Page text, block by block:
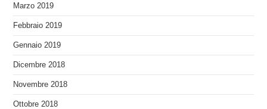
Marzo 2019
Febbraio 2019
Gennaio 2019
Dicembre 2018
Novembre 2018
Ottobre 2018